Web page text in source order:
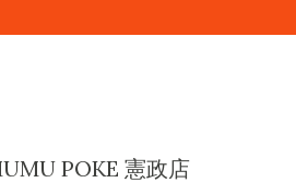
POKE 憲政店